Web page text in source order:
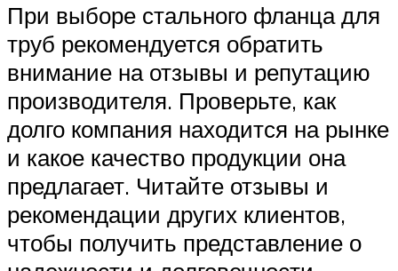
При выборе стального фланца для
труб рекомендуется обратить
внимание на отзывы и репутацию
производителя. Проверьте, как
долго компания находится на рынке
и какое качество продукции она
предлагает. Читайте отзывы и
рекомендации других клиентов,
чтобы получить представление о